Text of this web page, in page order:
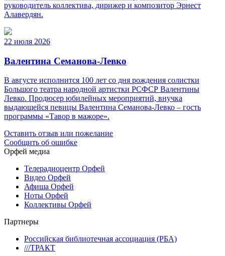
руководитель коллектива, дирижер и композитор Эрнест
Алавердян.
22 июля 2026
Валентина Семанова-Левко
В августе исполнится 100 лет со дня рождения солистки
Большого театра народной артистки РСФСР Валентины
Левко. Продюсер юбилейных мероприятий, внучка
выдающейся певицы Валентина Семанова-Левко – гость
программы «Тавор в мажоре».
Оставить отзыв или пожелание
Сообщить об ошибке
Орфей медиа
Телерадиоцентр Орфей
Видео Орфей
Афиша Орфей
Ноты Орфей
Коллективы Орфей
Партнеры
Российская библиотечная ассоциация (РБА)
///ТРАКТ